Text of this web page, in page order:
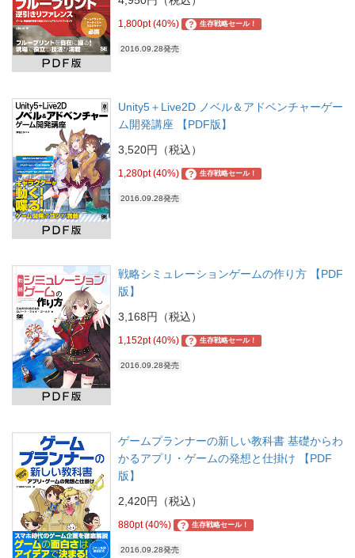
1,800pt (40%) ? 生存戦略セール！
2016.09.28発売
Unity5＋Live2D ノベル＆アドベンチャーゲー
ム開発講座 【PDF版】
3,520円（税込）
1,280pt (40%) ? 生存戦略セール！
2016.09.28発売
戦略シミュレーションゲームの作り方 【PDF
版】
3,168円（税込）
1,152pt (40%) ? 生存戦略セール！
2016.09.28発売
ゲームプランナーの新しい教科書 基礎からわ
かるアプリ・ゲームの発想と仕掛け 【PDF
版】
2,420円（税込）
880pt (40%) ? 生存戦略セール！
2016.09.28発売